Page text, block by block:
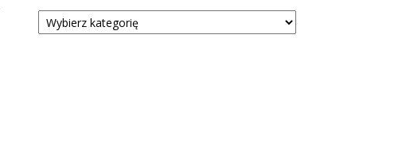
Kategorie